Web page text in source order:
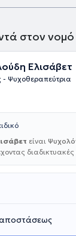
στον
Ελισάβετ
- Ψυχοθεραπεύτρια
είναι
διαδικτυακές
πρόγραμμα στην
βρίσκεται σε
ψυχοθεραπεία
Ψυχολόγος
αποστάσεως